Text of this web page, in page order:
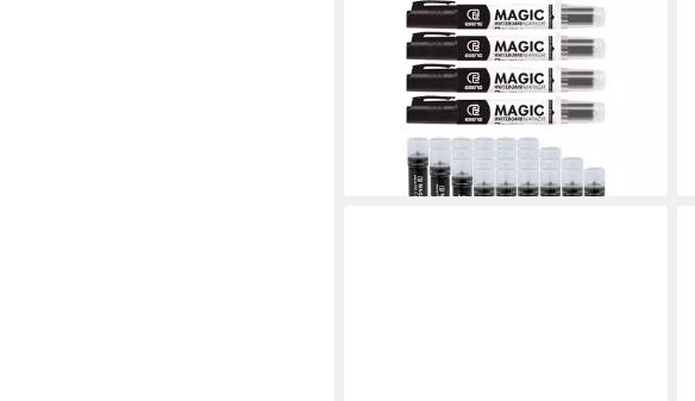
Whiteboard Marker MAGIC WM-218,
nachfüllbar mit Tintenpatronen,
trocken abwischbar
17,99 €
lieferbar - in 3-4 Werktagen bei dir
+7